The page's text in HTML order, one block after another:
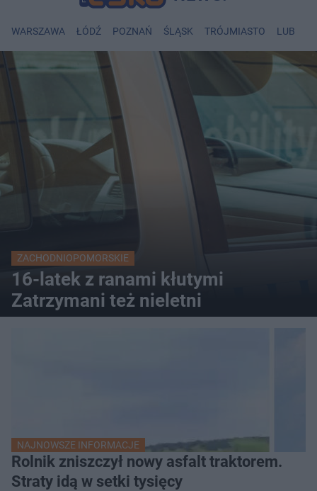
WARSZAWA ŁÓDŹ POZNAŃ ŚLĄSK TRÓJMIASTO LUBLIN
ZACHODNIOPOMORSKIE
16-latek z ranami kłutymi
Zatrzymani też nieletni
NAJNOWSZE INFORMACJE
Rolnik zniszczył nowy asfalt traktorem.
Straty idą w setki tysięcy